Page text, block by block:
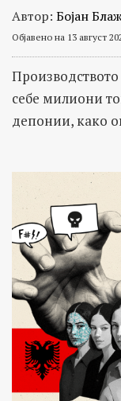
Автор: Бојан
Објавено на 13 август
себе милиони
депонии, како